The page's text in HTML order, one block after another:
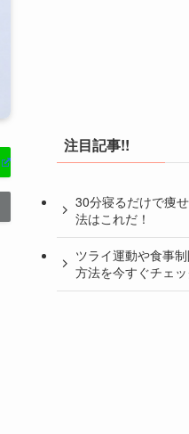
注目記事!!
30分寝るだけで痩
法はこれだ！
ツライ運動や食事
方法を今すぐチェッ